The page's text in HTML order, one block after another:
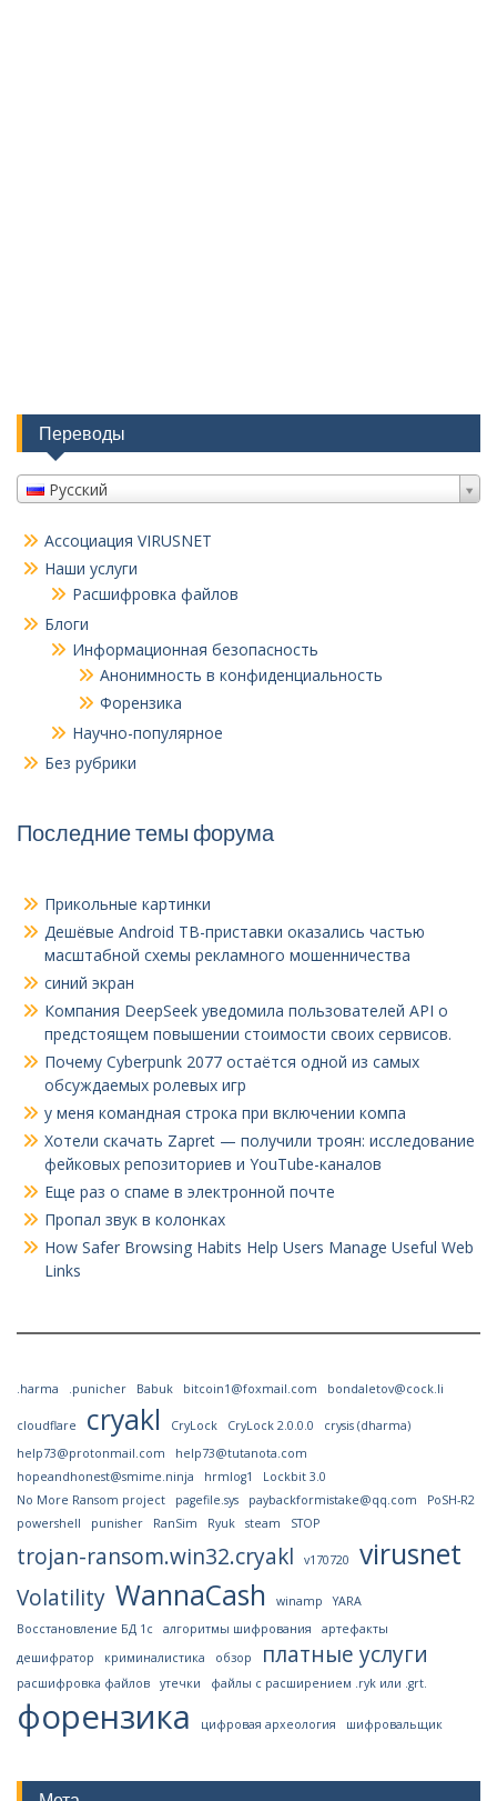
Переводы
Русский
Ассоциация VIRUSNET
Наши услуги
Расшифровка файлов
Блоги
Информационная безопасность
Анонимность в конфиденциальность
Форензика
Научно-популярное
Без рубрики
Последние темы форума
Прикольные картинки
Дешёвые Android ТВ-приставки оказались частью
масштабной схемы рекламного мошенничества
синий экран
Компания DeepSeek уведомила пользователей API о
предстоящем повышении стоимости своих сервисов.
Почему Cyberpunk 2077 остаётся одной из самых
обсуждаемых ролевых игр
у меня командная строка при включении компа
Хотели скачать Zapret — получили троян: исследование
фейковых репозиториев и YouTube-каналов
Еще раз о спаме в электронной почте
Пропал звук в колонках
How Safer Browsing Habits Help Users Manage Useful Web
Links
.harma .punicher Babuk bitcoin1@foxmail.com bondaletov@cock.li
cloudflare cryakl CryLock CryLock 2.0.0.0
crysis (dharma)
help73@protonmail.com
help73@tutanota.com
hopeandhonest@smime.ninja
hrmlog1
Lockbit 3.0
No More Ransom project
pagefile.sys paybackformistake@qq.com
PoSH-R2
powershell
punisher RanSim Ryuk steam STOP
trojan-ransom.win32.cryakl v170720 virusnet
Volatility WannaCash winamp
YARA
Восстановление БД 1с
алгоритмы шифрования
артефакты
дешифратор
криминалистика обзор платные услуги
расшифровка файлов утечки файлы с расширением .ryk или .grt.
форензика цифровая археология шифровальщик